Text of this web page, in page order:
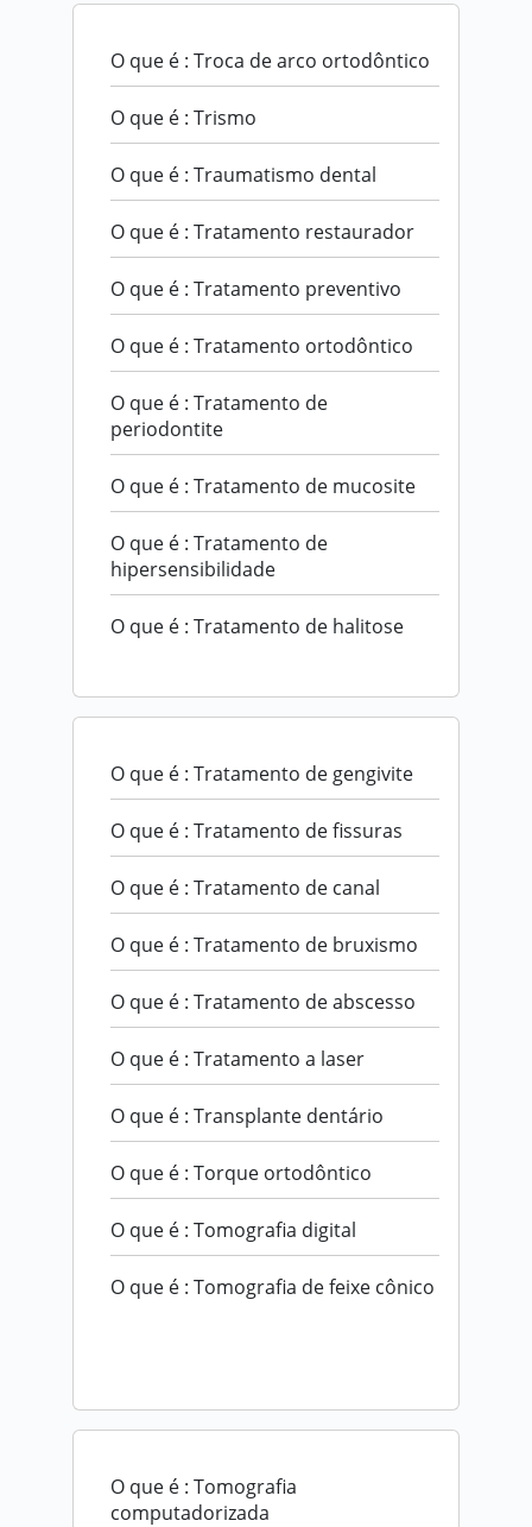
O que é : Troca de arco ortodôntico
O que é : Trismo
O que é : Traumatismo dental
O que é : Tratamento restaurador
O que é : Tratamento preventivo
O que é : Tratamento ortodôntico
O que é : Tratamento de
periodontite
O que é : Tratamento de mucosite
O que é : Tratamento de
hipersensibilidade
O que é : Tratamento de halitose
O que é : Tratamento de gengivite
O que é : Tratamento de fissuras
O que é : Tratamento de canal
O que é : Tratamento de bruxismo
O que é : Tratamento de abscesso
O que é : Tratamento a laser
O que é : Transplante dentário
O que é : Torque ortodôntico
O que é : Tomografia digital
O que é : Tomografia de feixe cônico
O que é : Tomografia
computadorizada